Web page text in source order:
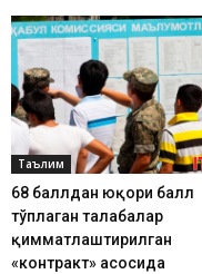
Таълим
68 баллдан юқори балл
тўплаган талабалар
қимматлаштирилган
«контракт» асосида